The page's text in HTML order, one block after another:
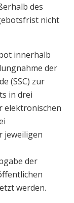
des
nicht
innerhalb
der
(SSC) zur
in drei
elektronischen
jeweiligen
der
werden.